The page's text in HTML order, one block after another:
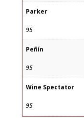
Parker
95
Peñín
95
Wine Spectator
95